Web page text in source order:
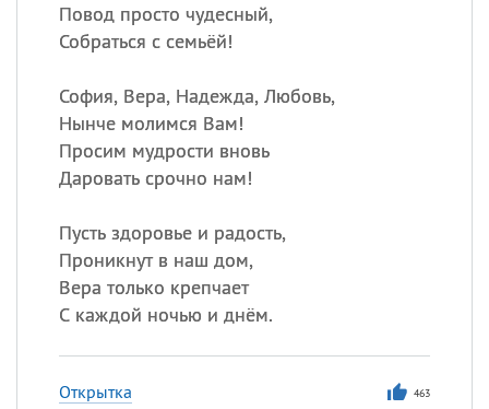
Повод просто чудесный,
Собраться с семьёй!
София, Вера, Надежда, Любовь,
Нынче молимся Вам!
Просим мудрости вновь
Даровать срочно нам!
Пусть здоровье и радость,
Проникнут в наш дом,
Вера только крепчает
С каждой ночью и днём.
Открытка 463